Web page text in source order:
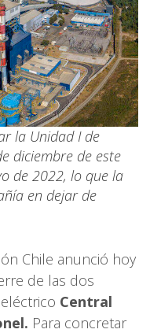
la Unidad I de
diciembre de este
de 2022, lo que la
en dejar de
Chile anunció hoy
de las dos
Central
Para concretar